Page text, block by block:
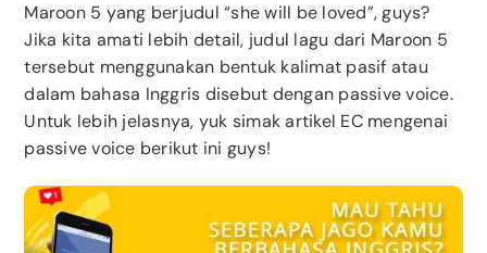
Maroon 5 yang berjudul “she will be loved”, guys?
Jika kita amati lebih detail, judul lagu dari Maroon 5
tersebut menggunakan bentuk kalimat pasif atau
dalam bahasa Inggris disebut dengan passive voice.
Untuk lebih jelasnya, yuk simak artikel EC mengenai
passive voice berikut ini guys!